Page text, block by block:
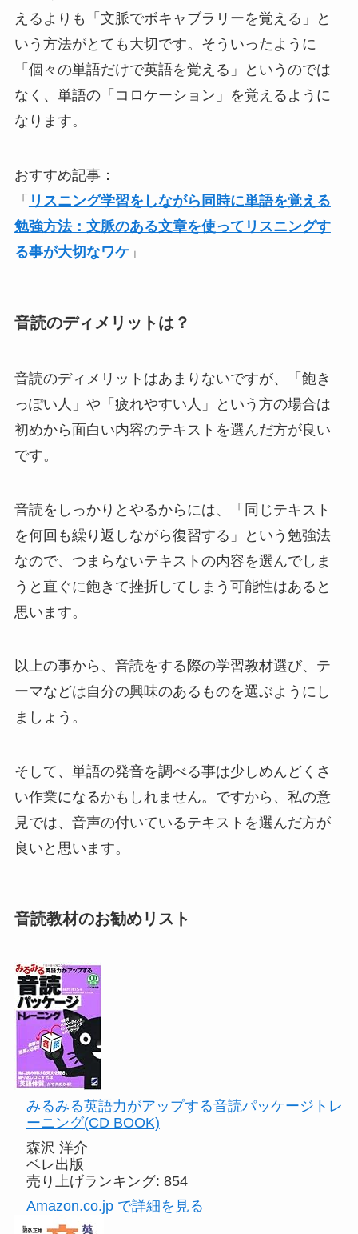
えるよりも「文脈でボキャブラリーを覚える」と
いう方法がとても大切です。そういったように
「個々の単語だけで英語を覚える」というのでは
なく、単語の「コロケーション」を覚えるように
なります。
おすすめ記事：
「 リスニング学習をしながら同時に単語を覚える
勉強方法：文脈のある文章を使ってリスニングす
る事が大切なワケ」
音読のディメリットは？
音読のディメリットはあまりないですが、「飽き
っぽい人」や「疲れやすい人」という方の場合は
初めから面白い内容のテキストを選んだ方が良い
です。
音読をしっかりとやるからには、「同じテキスト
を何回も繰り返しながら復習する」という勉強法
なので、つまらないテキストの内容を選んでしま
うと直ぐに飽きて挫折してしまう可能性はあると
思います。
以上の事から、音読をする際の学習教材選び、テ
ーマなどは自分の興味のあるものを選ぶようにし
ましょう。
そして、単語の発音を調べる事は少しめんどくさ
い作業になるかもしれません。ですから、私の意
見では、音声の付いているテキストを選んだ方が
良いと思います。
音読教材のお勧めリスト
みるみる英語力がアップする音読パッケージトレ
ーニング(CD BOOK)
森沢 洋介
ベレ出版
売り上げランキング: 854
Amazon.co.jp で詳細を見る